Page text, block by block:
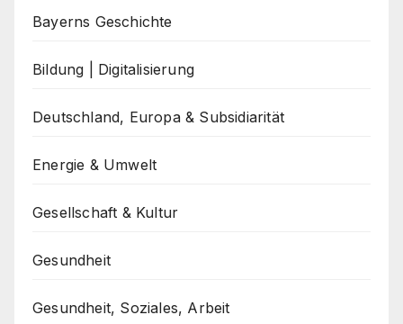
Bayerns Geschichte
Bildung | Digitalisierung
Deutschland, Europa & Subsidiarität
Energie & Umwelt
Gesellschaft & Kultur
Gesundheit
Gesundheit, Soziales, Arbeit